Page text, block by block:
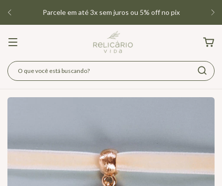
Parcele em até 3x sem juros ou 5% off no pix